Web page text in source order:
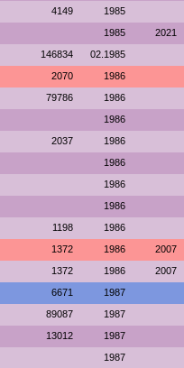
4149 1985
1985 2021
146834 02.1985
2070 1986
79786 1986
1986
2037 1986
1986
1986
1986
1198 1986
1372 1986 2007
1372 1986 2007
6671 1987
89087 1987
13012 1987
1987